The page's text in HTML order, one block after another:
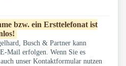
bzw. ein Ersttelefonat ist
Busch & Partner kann
Mail erfolgen. Wenn Sie es
unser Kontaktformular nutzen